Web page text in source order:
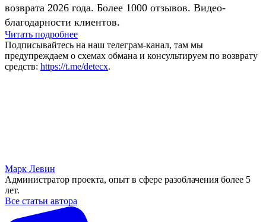
возврата 2026 года. Более 1000 отзывов. Видео-
благодарности клиентов.
Читать подробнее
Подписывайтесь на наш телеграм-канал, там мы
предупреждаем о схемах обмана и консультируем по возврату
средств: https://t.me/detecx.
Марк Левин
Администратор проекта, опыт в сфере разоблачения более 5
лет.
Все статьи автора